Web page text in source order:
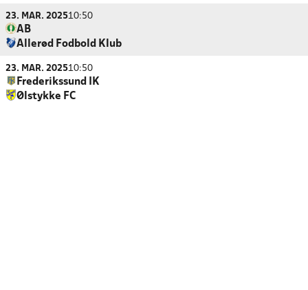
23. MAR. 202510:50
AB
Allerød Fodbold Klub
23. MAR. 202510:50
Frederikssund IK
Ølstykke FC